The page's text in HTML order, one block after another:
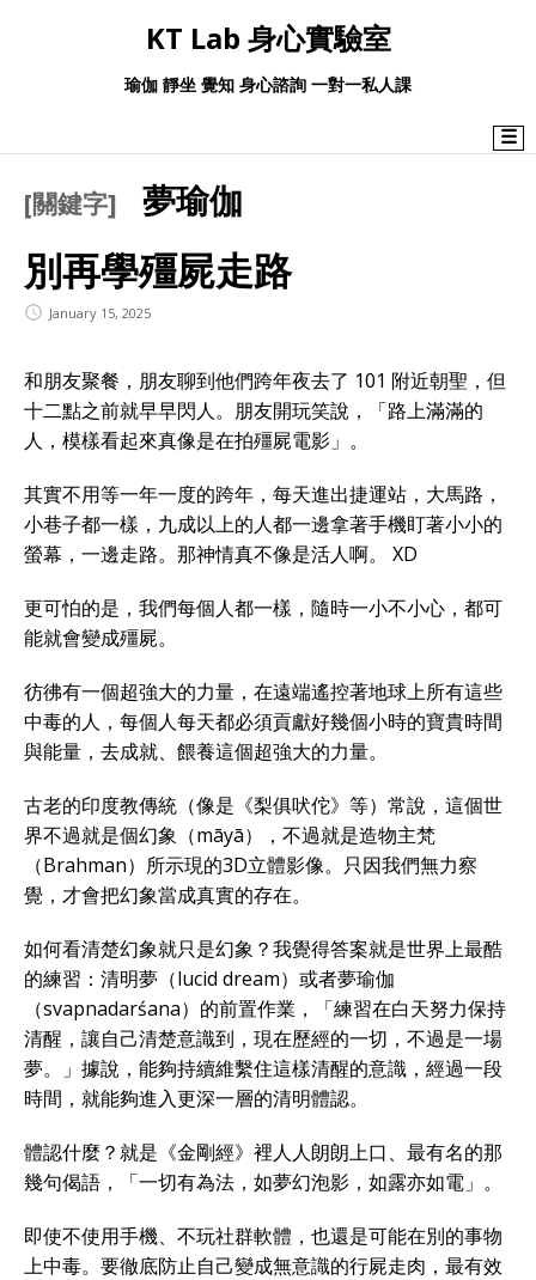
KT Lab 身心實驗室
瑜伽 靜坐 覺知 身心諮詢 一對一私人課
☰
[關鍵字] 夢瑜伽
別再學殭屍走路
January 15, 2025
和朋友聚餐，朋友聊到他們跨年夜去了 101 附近朝聖，但
十二點之前就早早閃人。朋友開玩笑說，「路上滿滿的
人，模樣看起來真像是在拍殭屍電影」。
其實不用等一年一度的跨年，每天進出捷運站，大馬路，
小巷子都一樣，九成以上的人都一邊拿著手機盯著小小的
螢幕，一邊走路。那神情真不像是活人啊。 XD
更可怕的是，我們每個人都一樣，隨時一小不小心，都可
能就會變成殭屍。
彷彿有一個超強大的力量，在遠端遙控著地球上所有這些
中毒的人，每個人每天都必須貢獻好幾個小時的寶貴時間
與能量，去成就、餵養這個超強大的力量。
古老的印度教傳統（像是《梨俱吠佗》等）常說，這個世
界不過就是個幻象（māyā），不過就是造物主梵
（Brahman）所示現的3D立體影像。只因我們無力察
覺，才會把幻象當成真實的存在。
如何看清楚幻象就只是幻象？我覺得答案就是世界上最酷
的練習：清明夢（lucid dream）或者夢瑜伽
（svapnadarśana）的前置作業，「練習在白天努力保持
清醒，讓自己清楚意識到，現在歷經的一切，不過是一場
夢。」據說，能夠持續維繫住這樣清醒的意識，經過一段
時間，就能夠進入更深一層的清明體認。
體認什麼？就是《金剛經》裡人人朗朗上口、最有名的那
幾句偈語，「一切有為法，如夢幻泡影，如露亦如電」。
即使不使用手機、不玩社群軟體，也還是可能在別的事物
上中毒。要徹底防止自己變成無意識的行屍走肉，最有效